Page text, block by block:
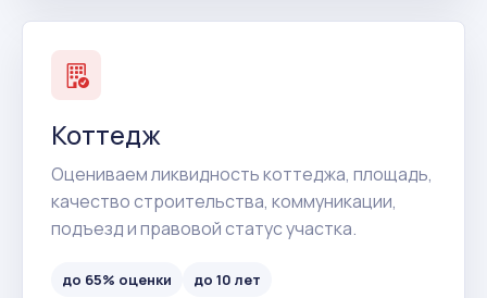
Коттедж
Оцениваем ликвидность коттеджа, площадь,
качество строительства, коммуникации,
подъезд и правовой статус участка.
до 65% оценки до 10 лет